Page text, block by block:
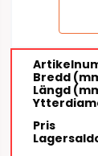
Bredd
Längd
Pris